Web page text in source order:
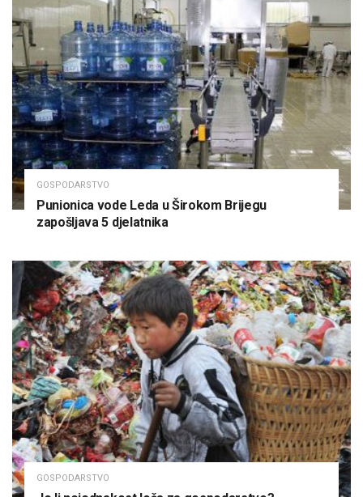
GOSPODARSTVO
Punionica vode Leda u Širokom Brijegu
zapošljava 5 djelatnika
GOSPODARSTVO